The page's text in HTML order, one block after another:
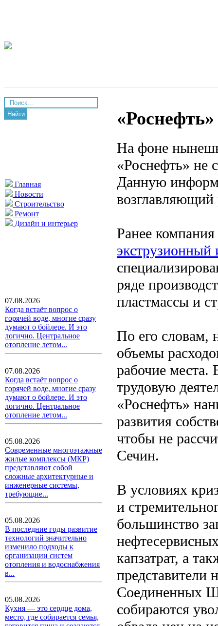
Найти
Главная
Новости
Строительство
Ремонт
Дизайн и интерьер
07.08.2026
Когда встаёт вопрос о
горячей воде, многие сразу
думают о бойлере. И это
логично. Центральное
отопление летом...
07.08.2026
Когда встаёт вопрос о
горячей воде, многие сразу
думают о бойлере. И это
логично. Центральное
отопление летом...
05.08.2026
Современные многоэтажные
жилые комплексы (МКР)
представляют собой
сложные архитектурные и
инженерные системы,
требующие...
05.08.2026
В последние годы развитие
технологий значительно
изменило подходы к
организации систем
отопления и водоснабжения
в...
05.08.2026
Кухня — это сердце дома,
место, где собирается семья,
На фоне
«Роснефть» не
Данную
Ранее
экструзионный
ряде
пластмассы и
По его словам,
объемы
рабочие места.
трудовую
«Роснефть»
развития
чтобы не
Сечин.
В условиях
и
большинство
капзатрат, а
представители
Соединенных
собираются